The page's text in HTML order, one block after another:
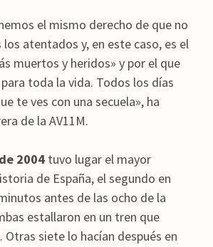
el mismo derecho de que no
atentados y, en este caso, es el
muertos y heridos» y por el que
toda la vida. Todos los días
te ves con una secuela», ha
de la AV11M.
2004 tuvo lugar el mayor
de España, el segundo en
antes de las ocho de la
estallaron en un tren que
Otras siete lo hacían después en